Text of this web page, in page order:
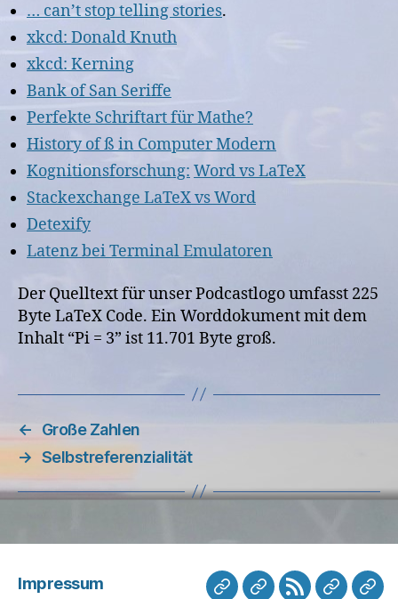
… can’t stop telling stories.
xkcd: Donald Knuth
xkcd: Kerning
Bank of San Seriffe
Perfekte Schriftart für Mathe?
History of ß in Computer Modern
Kognitionsforschung: Word vs LaTeX
Stackexchange LaTeX vs Word
Detexify
Latenz bei Terminal Emulatoren
Der Quelltext für unser Podcastlogo umfasst 225
Byte LaTeX Code. Ein Worddokument mit dem
Inhalt “Pi = 3” ist 11.701 Byte groß.
←
Große Zahlen
→ Selbstreferenzialität
Impressum